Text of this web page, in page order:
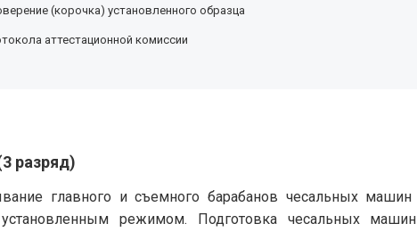
(корочка) установленного образца
аттестационной комиссии
разряд)
главного и съемного барабанов чесальных
режимом. Подготовка чесальных